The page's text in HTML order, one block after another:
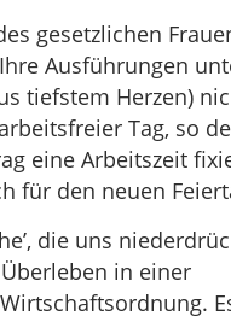
gesetzlichen
Ausführungen
tiefstem Herzen)
Tag, so
eine Arbeitszeit
für den neuen
die uns
in einer